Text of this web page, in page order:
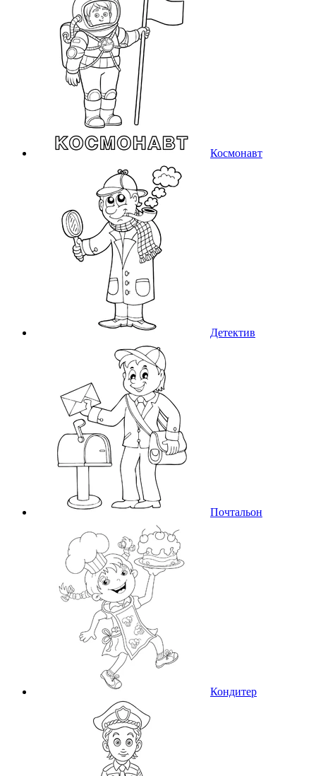
Космонавт
Детектив
Почтальон
Кондитер